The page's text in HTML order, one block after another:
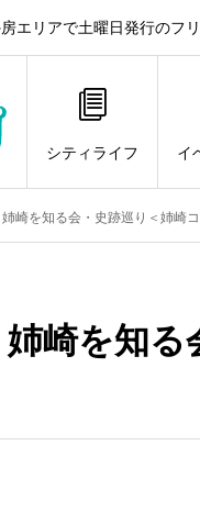
エリアで土曜日発行のフ
シティライフ イ
姉崎を知る会・史跡巡り＜姉崎
姉崎を知る